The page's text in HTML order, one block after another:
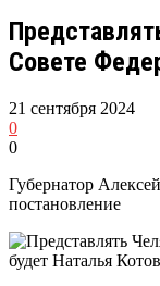
Совете
21 сентября 2024
0
0
Губернатор
постановление